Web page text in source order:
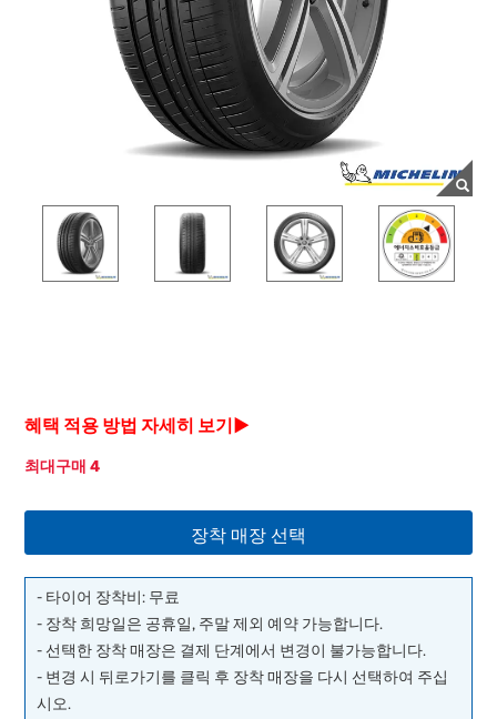
혜택 적용 방법 자세히 보기▶
최대구매 4
장착 매장 선택
- 타이어 장착비: 무료
- 장착 희망일은 공휴일, 주말 제외 예약 가능합니다.
- 선택한 장착 매장은 결제 단계에서 변경이 불가능합니다.
- 변경 시 뒤로가기를 클릭 후 장착 매장을 다시 선택하여 주십
시오.